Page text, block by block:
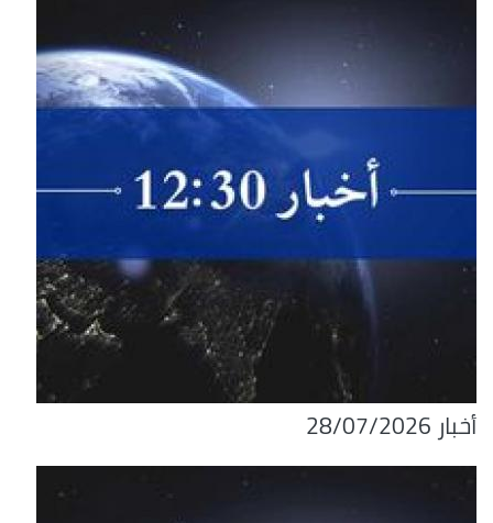
أخبار 28/07/2026